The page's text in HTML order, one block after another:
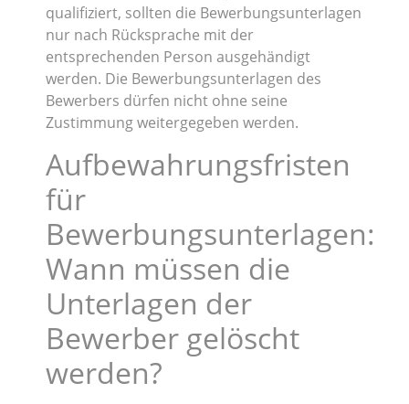
qualifiziert, sollten die Bewerbungsunterlagen
nur nach Rücksprache mit der
entsprechenden Person ausgehändigt
werden. Die Bewerbungsunterlagen des
Bewerbers dürfen nicht ohne seine
Zustimmung weitergegeben werden.
Aufbewahrungsfristen
für
Bewerbungsunterlagen:
Wann müssen die
Unterlagen der
Bewerber gelöscht
werden?